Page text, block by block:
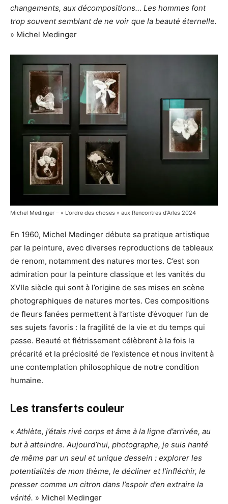
changements, aux décompositions… Les hommes font
trop souvent semblant de ne voir que la beauté éternelle.
» Michel Medinger
Michel Medinger – « L’ordre des choses » aux Rencontres d’Arles 2024
En 1960, Michel Medinger débute sa pratique artistique
par la peinture, avec diverses reproductions de tableaux
de renom, notamment des natures mortes. C’est son
admiration pour la peinture classique et les vanités du
XVIIe siècle qui sont à l’origine de ses mises en scène
photographiques de natures mortes. Ces compositions
de fleurs fanées permettent à l’artiste d’évoquer l’un de
ses sujets favoris : la fragilité de la vie et du temps qui
passe. Beauté et flétrissement célèbrent à la fois la
précarité et la préciosité de l’existence et nous invitent à
une contemplation philosophique de notre condition
humaine.
Les transferts couleur
« Athlète, j’étais rivé corps et âme à la ligne d’arrivée, au
but à atteindre. Aujourd’hui, photographe, je suis hanté
de même par un seul et unique dessein : explorer les
potentialités de mon thème, le décliner et l’infléchir, le
presser comme un citron dans l’espoir d’en extraire la
vérité. » Michel Medinger